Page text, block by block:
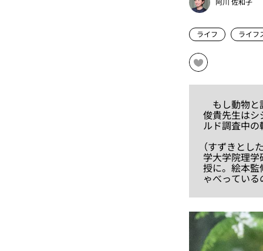
ライフ ライフ
もし動物と
俊貴先生は
ルド調査中
（すずきと
学大学院理
授に。絵本監
ゃべっている